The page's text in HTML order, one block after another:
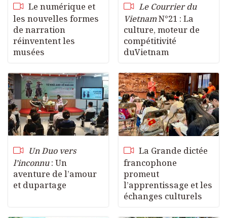
Le numérique et
les nouvelles formes
de narration
réinventent les
musées
Le Courrier du
VietnamN°21 : La
culture, moteur de
compétitivité
duVietnam
Un Duo vers
l’inconnu: Un
aventure de l’amour
et dupartage
La Grande dictée
francophone
promeut
l’apprentissage et les
échanges culturels